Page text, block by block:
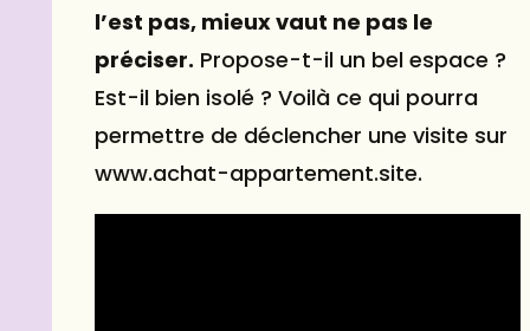
l’est pas, mieux vaut ne pas le
préciser. Propose-t-il un bel espace ?
Est-il bien isolé ? Voilà ce qui pourra
permettre de déclencher une visite sur
www.achat-appartement.site.